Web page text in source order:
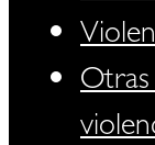
Otras